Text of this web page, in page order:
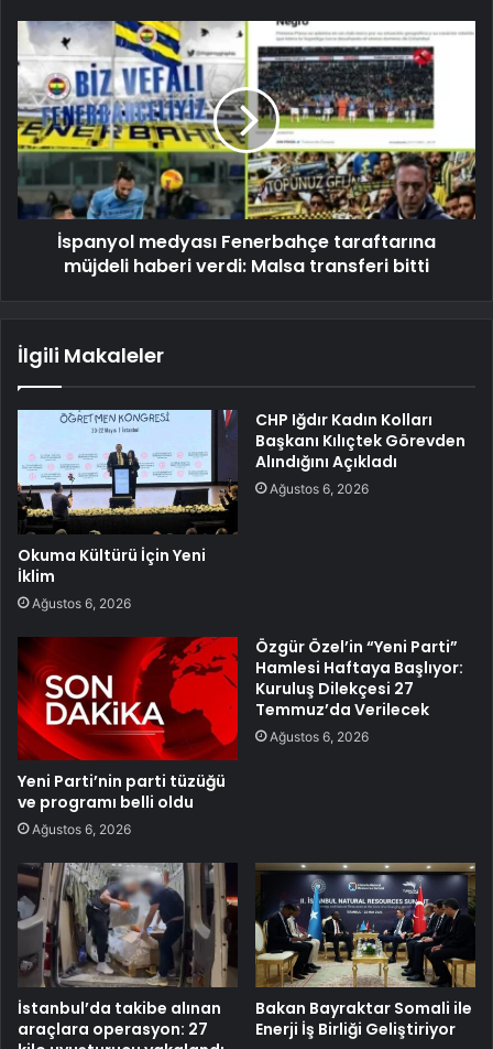
İspanyol medyası Fenerbahçe taraftarına
müjdeli haberi verdi: Malsa transferi bitti
İlgili Makaleler
Okuma Kültürü İçin Yeni
İklim
Ağustos 6, 2026
CHP Iğdır Kadın Kolları
Başkanı Kılıçtek Görevden
Alındığını Açıkladı
Ağustos 6, 2026
Yeni Parti’nin parti tüzüğü
ve programı belli oldu
Ağustos 6, 2026
Özgür Özel’in “Yeni Parti”
Hamlesi Haftaya Başlıyor:
Kuruluş Dilekçesi 27
Temmuz’da Verilecek
Ağustos 6, 2026
İstanbul’da takibe alınan
araçlara operasyon: 27
Bakan Bayraktar Somali ile
Enerji İş Birliği Geliştiriyor